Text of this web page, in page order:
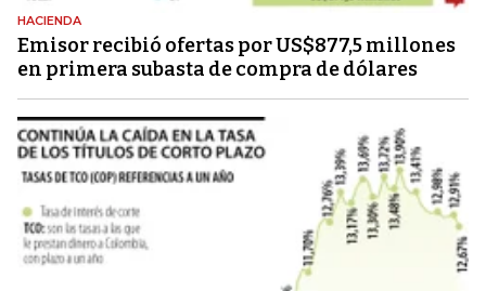
HACIENDA
Emisor recibió ofertas por US$877,5 millones
en primera subasta de compra de dólares